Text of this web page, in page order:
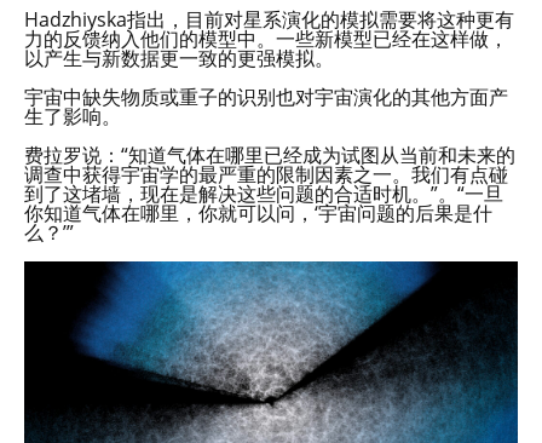
Hadzhiyska指出，目前对星系演化的模拟需要将这种更有
力的反馈纳入他们的模型中。一些新模型已经在这样做，
以产生与新数据更一致的更强模拟。
宇宙中缺失物质或重子的识别也对宇宙演化的其他方面产
生了影响。
费拉罗说：“知道气体在哪里已经成为试图从当前和未来的
调查中获得宇宙学的最严重的限制因素之一。我们有点碰
到了这堵墙，现在是解决这些问题的合适时机。”。“一旦
你知道气体在哪里，你就可以问，‘宇宙问题的后果是什
么？’”